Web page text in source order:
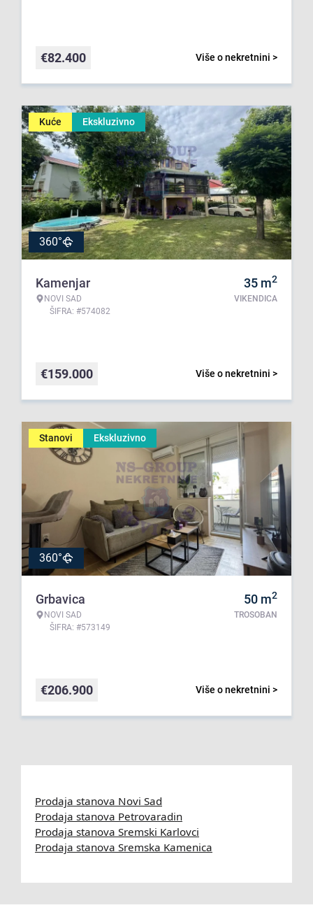
Više o nekretnini >
€82.400
Kuće Ekskluzivno
360°
Kamenjar
NOVI SAD
ŠIFRA: #574082
35 m2
VIKENDICA
Više o nekretnini >
€159.000
Stanovi Ekskluzivno
360°
Grbavica
NOVI SAD
ŠIFRA: #573149
50 m2
TROSOBAN
Više o nekretnini >
€206.900
Prodaja stanova Novi Sad
Prodaja stanova Petrovaradin
Prodaja stanova Sremski Karlovci
Prodaja stanova Sremska Kamenica